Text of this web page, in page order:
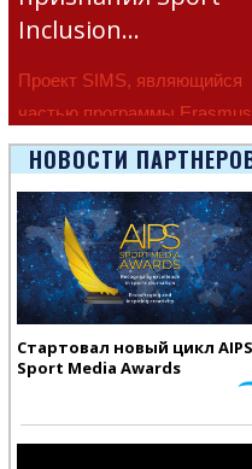
Inclusion…
Проект SIMS, являющийся
частью программы
Европейско
НОВОСТИ
Стартовал новый цикл AIPS
Sport Media Awards